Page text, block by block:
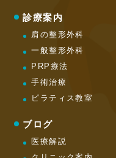
診療案内
肩の整形外科
一般整形外科
PRP療法
手術治療
ピラティス教室
ブログ
医療解説